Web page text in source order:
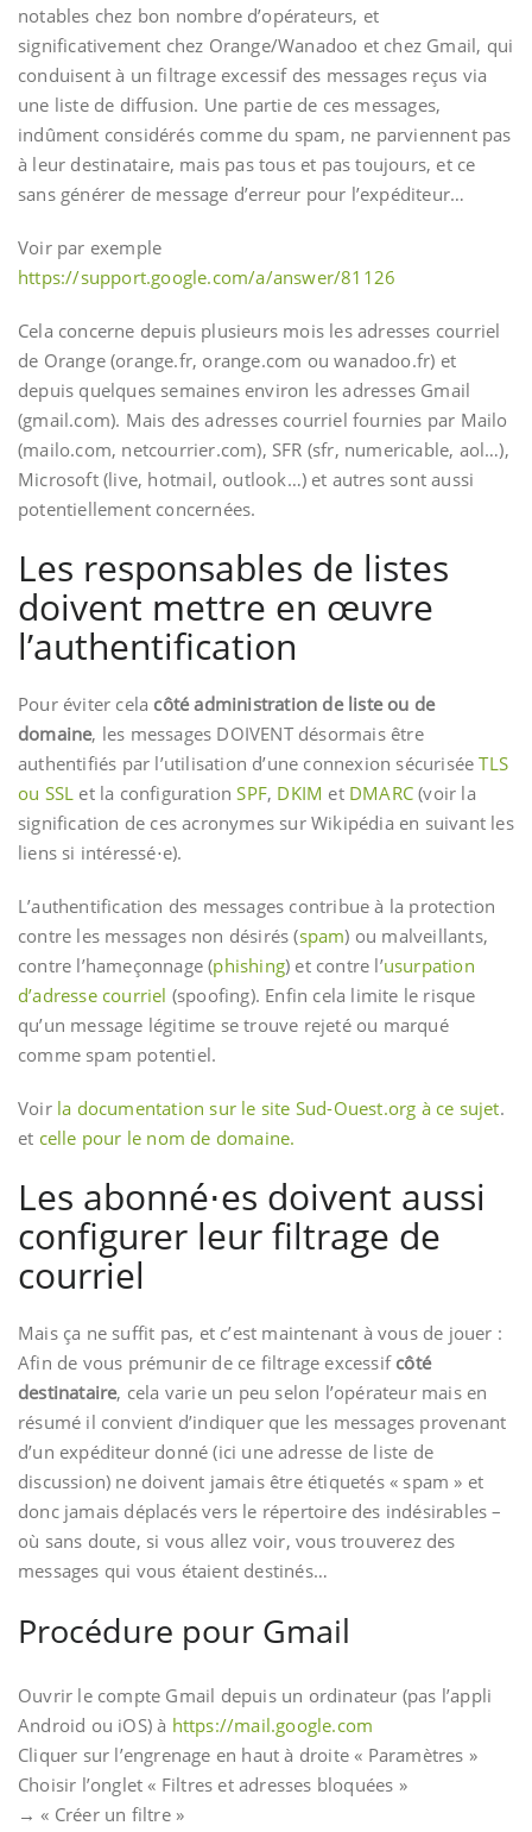
notables chez bon nombre d’opérateurs, et
significativement chez Orange/Wanadoo et chez Gmail, qui
conduisent à un filtrage excessif des messages reçus via
une liste de diffusion. Une partie de ces messages,
indûment considérés comme du spam, ne parviennent pas
à leur destinataire, mais pas tous et pas toujours, et ce
sans générer de message d’erreur pour l’expéditeur…
Voir par exemple
https://support.google.com/a/answer/81126
Cela concerne depuis plusieurs mois les adresses courriel
de Orange (orange.fr, orange.com ou wanadoo.fr) et
depuis quelques semaines environ les adresses Gmail
(gmail.com). Mais des adresses courriel fournies par Mailo
(mailo.com, netcourrier.com), SFR (sfr, numericable, aol…),
Microsoft (live, hotmail, outlook…) et autres sont aussi
potentiellement concernées.
Les responsables de listes
doivent mettre en œuvre
l’authentification
Pour éviter cela côté administration de liste ou de
domaine, les messages DOIVENT désormais être
authentifiés par l’utilisation d’une connexion sécuriséeTLS
ou SSL et la configurationSPF, DKIM et DMARC (voir la
signification de ces acronymes sur Wikipédia en suivant les
liens si intéressé⋅e).
L’authentification des messages contribue à la protection
contre les messages non désirés (spam) ou malveillants,
contre l’hameçonnage (phishing) et contre l’usurpation
d’adresse courriel (spoofing). Enfin cela limite le risque
qu’un message légitime se trouve rejeté ou marqué
comme spam potentiel.
Voir la documentation sur le site Sud-Ouest.org à ce sujet.
et celle pour le nom de domaine.
Les abonné⋅es doivent aussi
configurer leur filtrage de
courriel
Mais ça ne suffit pas, et c’est maintenant à vous de jouer :
Afin de vous prémunir de ce filtrage excessif côté
destinataire, cela varie un peu selon l’opérateur mais en
résumé il convient d’indiquer que les messages provenant
d’un expéditeur donné (ici une adresse de liste de
discussion) ne doivent jamais être étiquetés « spam » et
donc jamais déplacés vers le répertoire des indésirables –
où sans doute, si vous allez voir, vous trouverez des
messages qui vous étaient destinés…
Procédure pour Gmail
Ouvrir le compte Gmail depuis un ordinateur (pas l’appli
Android ou iOS) à https://mail.google.com
Cliquer sur l’engrenage en haut à droite « Paramètres »
Choisir l’onglet « Filtres et adresses bloquées »
→ « Créer un filtre »